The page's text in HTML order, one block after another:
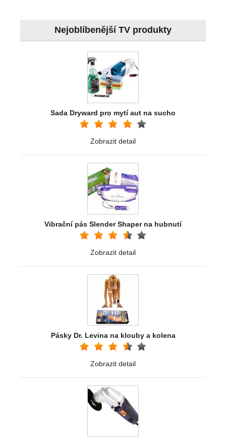
Nejoblíbenější TV produkty
Sada Dryward pro mytí aut na sucho
Zobrazit detail
Vibrační pás Slender Shaper na hubnutí
Zobrazit detail
Pásky Dr. Levina na klouby a kolena
Zobrazit detail